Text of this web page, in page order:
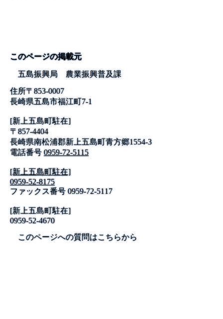
このページの掲載元
五島振興局 農業振興普及課
住所〒853-0007
長崎県五島市福江町7-1
[新上五島町駐在]
〒857-4404
長崎県南松浦郡新上五島町青方郷1554-3
電話番号 0959-72-5115
[新上五島町駐在]
0959-52-8175
ファックス番号0959-72-5117
[新上五島町駐在]
0959-52-4670
このページへの質問はこちらから